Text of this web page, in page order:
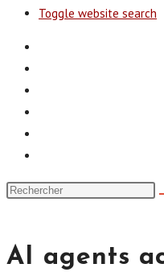
Toggle website search
AI agents